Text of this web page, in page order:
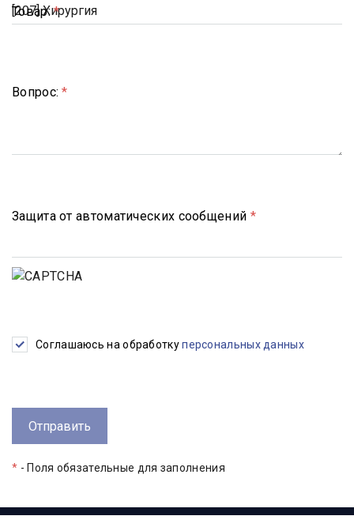
Товар:*
Вопрос:*
Защита от автоматических сообщений *
Соглашаюсь на обработкуперсональных данных
* - Поля обязательные для заполнения